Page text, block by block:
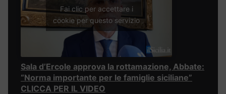
Fai clic per accettare i
cookie per questo servizio
Sala d’Ercole approva la rottamazione, Abbate:
“Norma importante per le famiglie siciliane”
CLICCA PER IL VIDEO